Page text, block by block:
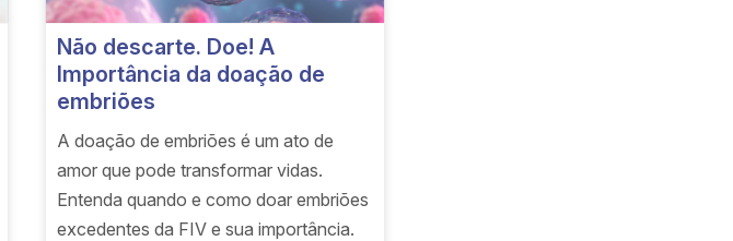
Não descarte. Doe! A
Importância da doação de
embriões
A doação de embriões é um ato de
amor que pode transformar vidas.
Entenda quando e como doar embriões
excedentes da FIV e sua importância.